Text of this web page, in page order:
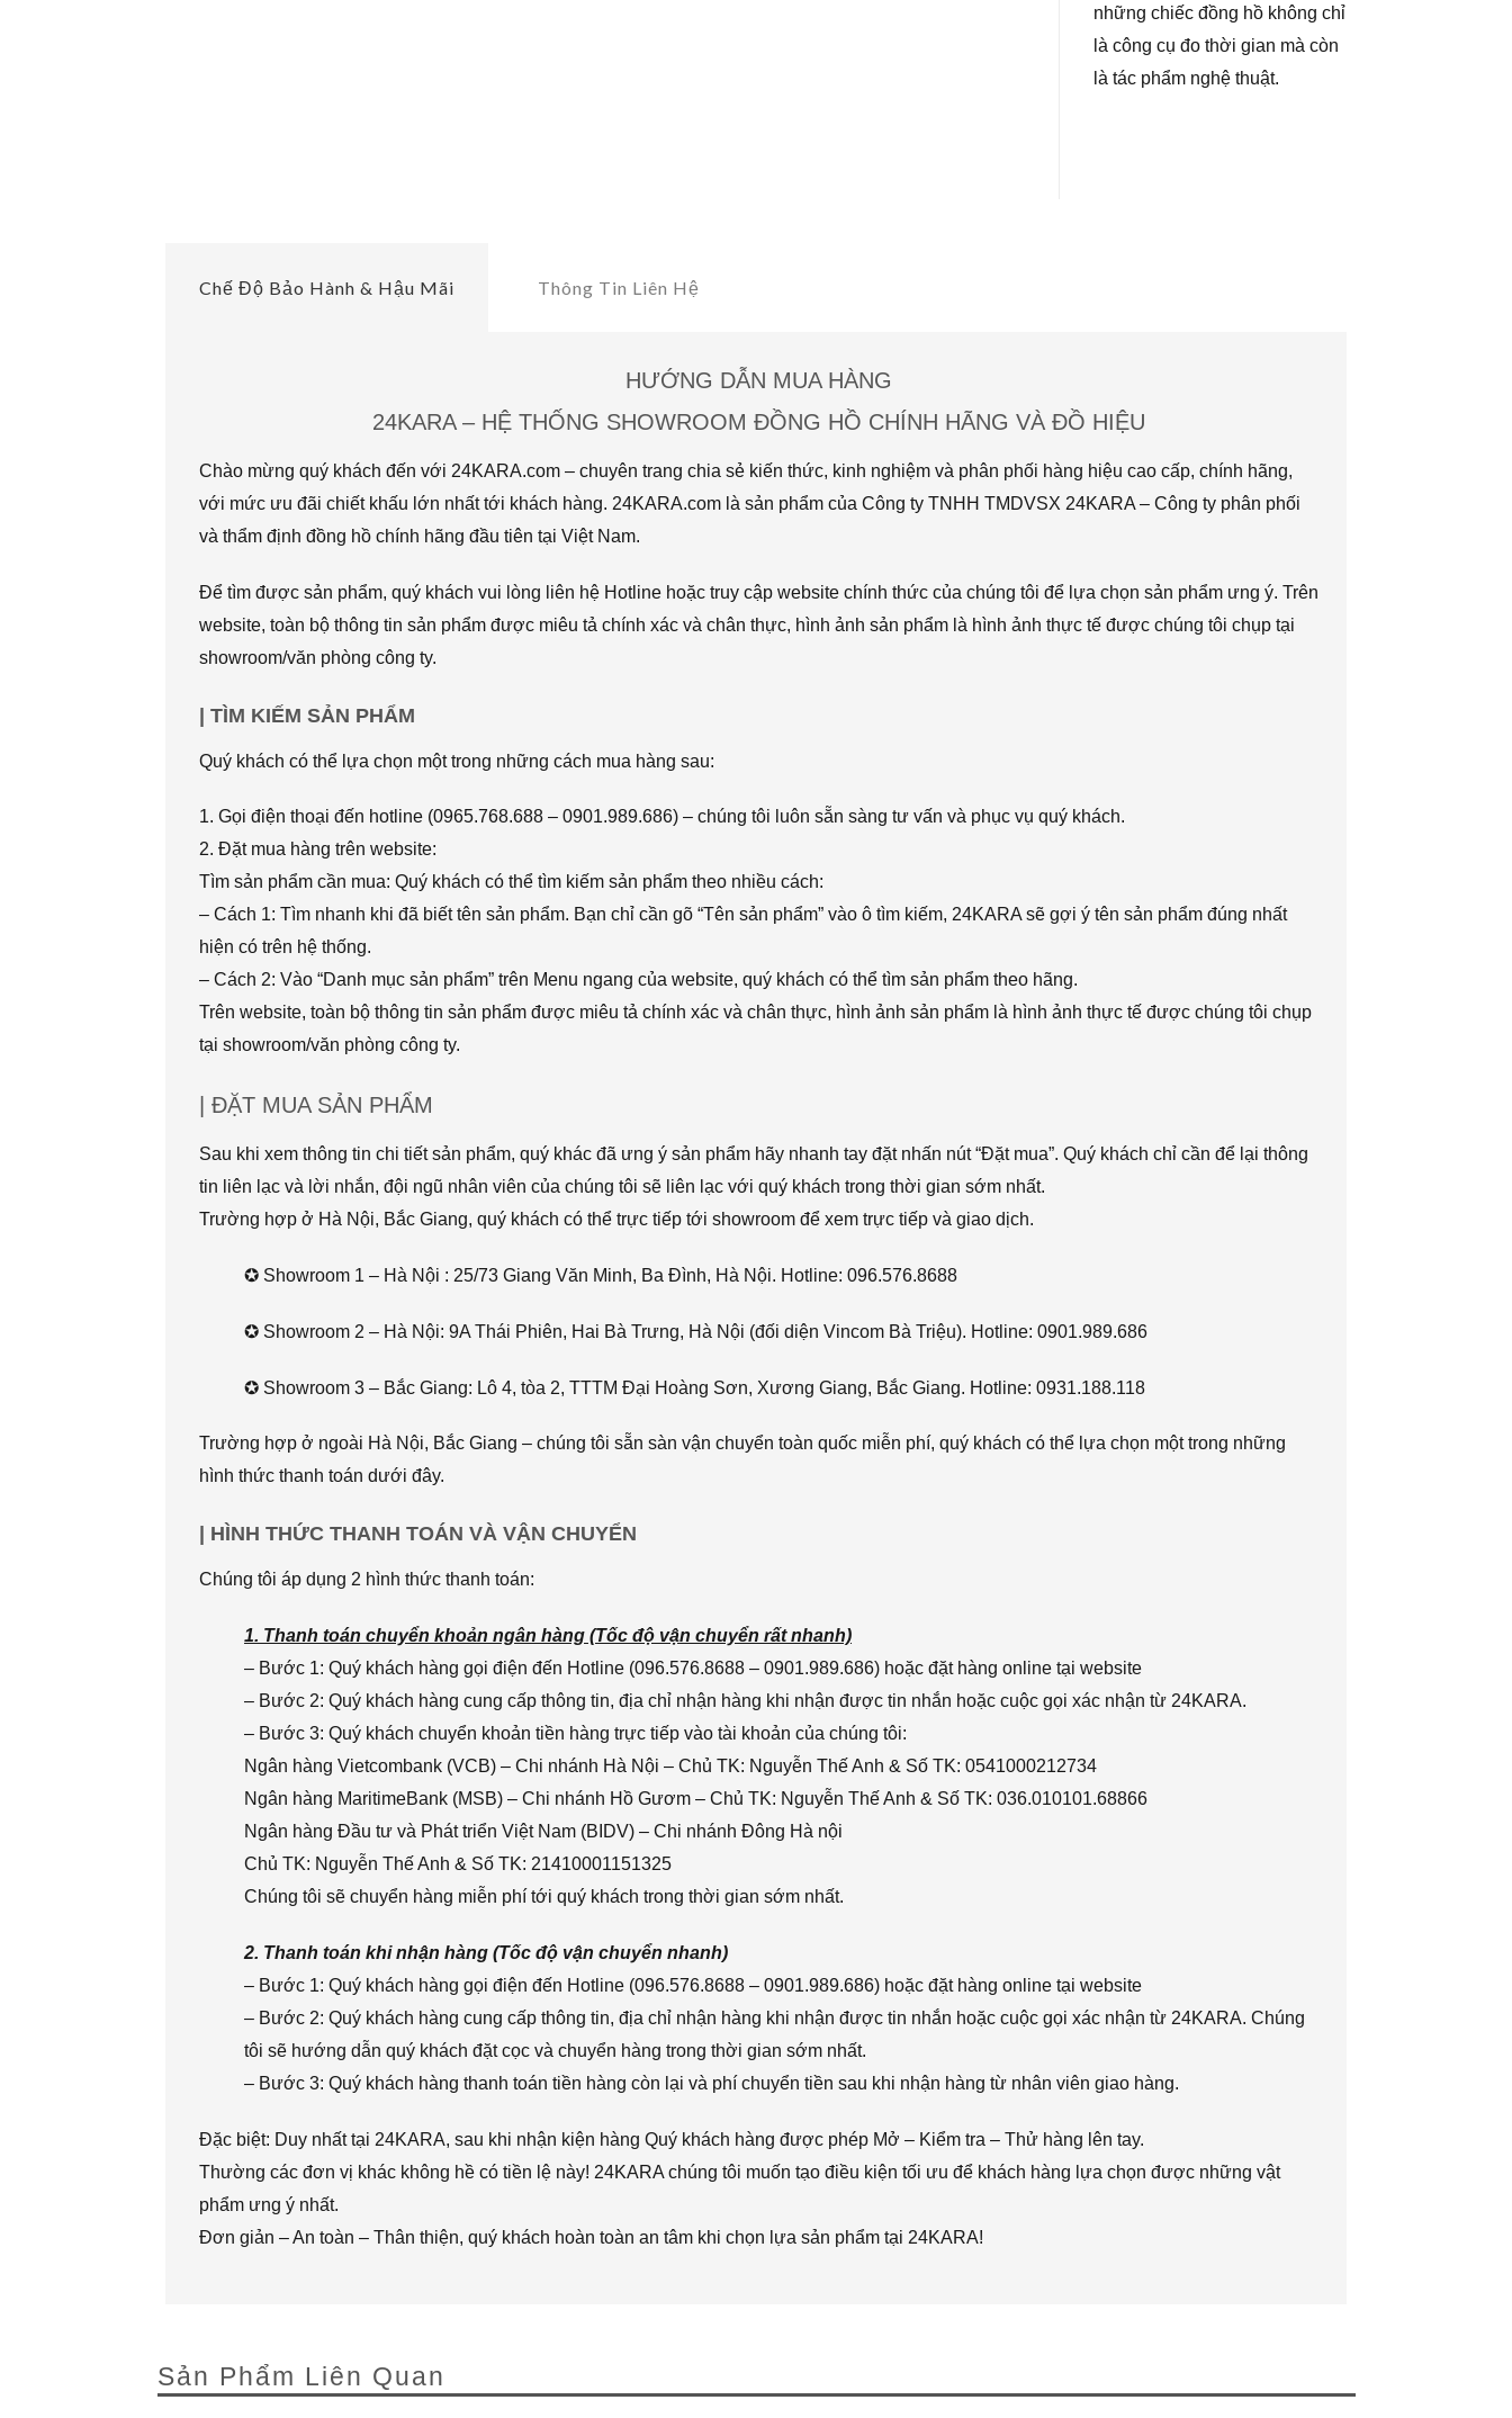
những chiếc đồng hồ không chỉ
là công cụ đo thời gian mà còn
là tác phẩm nghệ thuật.
Chế Độ Bảo Hành & Hậu Mãi Thông Tin Liên Hệ
HƯỚNG DẪN MUA HÀNG
24KARA – HỆ THỐNG SHOWROOM ĐỒNG HỒ CHÍNH HÃNG VÀ ĐỒ HIỆU
Chào mừng quý khách đến với 24KARA.com – chuyên trang chia sẻ kiến thức, kinh nghiệm và phân phối hàng hiệu cao cấp, chính hãng,
với mức ưu đãi chiết khấu lớn nhất tới khách hàng. 24KARA.com là sản phẩm của Công ty TNHH TMDVSX 24KARA – Công ty phân phối
và thẩm định đồng hồ chính hãng đầu tiên tại Việt Nam.
Để tìm được sản phẩm, quý khách vui lòng liên hệ Hotline hoặc truy cập website chính thức của chúng tôi để lựa chọn sản phẩm ưng ý. Trên
website, toàn bộ thông tin sản phẩm được miêu tả chính xác và chân thực, hình ảnh sản phẩm là hình ảnh thực tế được chúng tôi chụp tại
showroom/văn phòng công ty.
| TÌM KIẾM SẢN PHẨM
Quý khách có thể lựa chọn một trong những cách mua hàng sau:
1. Gọi điện thoại đến hotline (0965.768.688 – 0901.989.686) – chúng tôi luôn sẵn sàng tư vấn và phục vụ quý khách.
2. Đặt mua hàng trên website:
Tìm sản phẩm cần mua: Quý khách có thể tìm kiếm sản phẩm theo nhiều cách:
– Cách 1: Tìm nhanh khi đã biết tên sản phẩm. Bạn chỉ cần gõ “Tên sản phẩm” vào ô tìm kiếm, 24KARA sẽ gợi ý tên sản phẩm đúng nhất
hiện có trên hệ thống.
– Cách 2: Vào “Danh mục sản phẩm” trên Menu ngang của website, quý khách có thể tìm sản phẩm theo hãng.
Trên website, toàn bộ thông tin sản phẩm được miêu tả chính xác và chân thực, hình ảnh sản phẩm là hình ảnh thực tế được chúng tôi chụp
tại showroom/văn phòng công ty.
| ĐẶT MUA SẢN PHẨM
Sau khi xem thông tin chi tiết sản phẩm, quý khác đã ưng ý sản phẩm hãy nhanh tay đặt nhấn nút “Đặt mua”. Quý khách chỉ cần để lại thông
tin liên lạc và lời nhắn, đội ngũ nhân viên của chúng tôi sẽ liên lạc với quý khách trong thời gian sớm nhất.
Trường hợp ở Hà Nội, Bắc Giang, quý khách có thể trực tiếp tới showroom để xem trực tiếp và giao dịch.
✪ Showroom 1 – Hà Nội : 25/73 Giang Văn Minh, Ba Đình, Hà Nội. Hotline: 096.576.8688
✪ Showroom 2 – Hà Nội: 9A Thái Phiên, Hai Bà Trưng, Hà Nội (đối diện Vincom Bà Triệu). Hotline: 0901.989.686
✪ Showroom 3 – Bắc Giang: Lô 4, tòa 2, TTTM Đại Hoàng Sơn, Xương Giang, Bắc Giang. Hotline: 0931.188.118
Trường hợp ở ngoài Hà Nội, Bắc Giang – chúng tôi sẵn sàn vận chuyển toàn quốc miễn phí, quý khách có thể lựa chọn một trong những
hình thức thanh toán dưới đây.
| HÌNH THỨC THANH TOÁN VÀ VẬN CHUYỂN
Chúng tôi áp dụng 2 hình thức thanh toán:
1. Thanh toán chuyển khoản ngân hàng (Tốc độ vận chuyển rất nhanh)
– Bước 1: Quý khách hàng gọi điện đến Hotline (096.576.8688 – 0901.989.686) hoặc đặt hàng online tại website
– Bước 2: Quý khách hàng cung cấp thông tin, địa chỉ nhận hàng khi nhận được tin nhắn hoặc cuộc gọi xác nhận từ 24KARA.
– Bước 3: Quý khách chuyển khoản tiền hàng trực tiếp vào tài khoản của chúng tôi:
Ngân hàng Vietcombank (VCB) – Chi nhánh Hà Nội – Chủ TK: Nguyễn Thế Anh & Số TK: 0541000212734
Ngân hàng MaritimeBank (MSB) – Chi nhánh Hồ Gươm – Chủ TK: Nguyễn Thế Anh & Số TK: 036.010101.68866
Ngân hàng Đầu tư và Phát triển Việt Nam (BIDV) – Chi nhánh Đông Hà nội
Chủ TK: Nguyễn Thế Anh & Số TK: 21410001151325
Chúng tôi sẽ chuyển hàng miễn phí tới quý khách trong thời gian sớm nhất.
2. Thanh toán khi nhận hàng (Tốc độ vận chuyển nhanh)
– Bước 1: Quý khách hàng gọi điện đến Hotline (096.576.8688 – 0901.989.686) hoặc đặt hàng online tại website
– Bước 2: Quý khách hàng cung cấp thông tin, địa chỉ nhận hàng khi nhận được tin nhắn hoặc cuộc gọi xác nhận từ 24KARA. Chúng
tôi sẽ hướng dẫn quý khách đặt cọc và chuyển hàng trong thời gian sớm nhất.
– Bước 3: Quý khách hàng thanh toán tiền hàng còn lại và phí chuyển tiền sau khi nhận hàng từ nhân viên giao hàng.
Đặc biệt: Duy nhất tại 24KARA, sau khi nhận kiện hàng Quý khách hàng được phép Mở – Kiểm tra – Thử hàng lên tay.
Thường các đơn vị khác không hề có tiền lệ này! 24KARA chúng tôi muốn tạo điều kiện tối ưu để khách hàng lựa chọn được những vật
phẩm ưng ý nhất.
Đơn giản – An toàn – Thân thiện, quý khách hoàn toàn an tâm khi chọn lựa sản phẩm tại 24KARA!
Sản Phẩm Liên Quan